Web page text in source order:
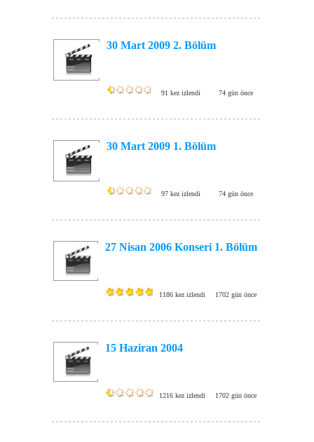
30 Mart 2009 2. Bölüm
91 kez izlendi 74 gün önce
30 Mart 2009 1. Bölüm
97 kez izlendi 74 gün önce
27 Nisan 2006 Konseri 1. Bölüm
1186 kez izlendi 1702 gün önce
15 Haziran 2004
1216 kez izlendi 1702 gün önce